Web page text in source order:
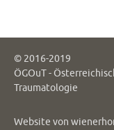
© 2016-2019
ÖGOuT -
Traumatologie
Website von